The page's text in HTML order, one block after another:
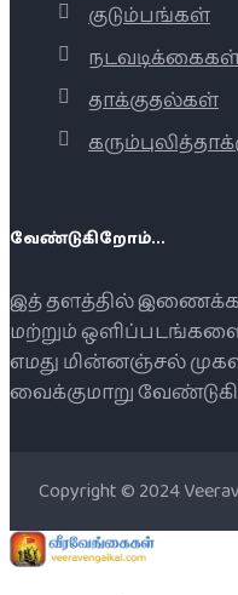
குடும்பங்கள்
தாக்குதல்கள்
வேண்டுகிறோம்...
இத் தளத்தில்
மற்றும் ஒளிப்படங்களை
எமது மின்னஞ்சல்
வைக்குமாறு
Copyright © 2024